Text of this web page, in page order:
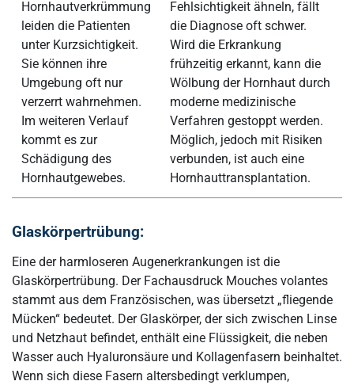
Hornhautverkrümmung
leiden die Patienten
unter Kurzsichtigkeit.
Sie können ihre
Umgebung oft nur
verzerrt wahrnehmen.
Im weiteren Verlauf
kommt es zur
Schädigung des
Hornhautgewebes.
Fehlsichtigkeit ähneln, fällt
die Diagnose oft schwer.
Wird die Erkrankung
frühzeitig erkannt, kann die
Wölbung der Hornhaut durch
moderne medizinische
Verfahren gestoppt werden.
Möglich, jedoch mit Risiken
verbunden, ist auch eine
Hornhauttransplantation.
Glaskörpertrübung:
Eine der harmloseren Augenerkrankungen ist die
Glaskörpertrübung. Der Fachausdruck Mouches volantes
stammt aus dem Französischen, was übersetzt „fliegende
Mücken“ bedeutet. Der Glaskörper, der sich zwischen Linse
und Netzhaut befindet, enthält eine Flüssigkeit, die neben
Wasser auch Hyaluronsäure und Kollagenfasern beinhaltet.
Wenn sich diese Fasern altersbedingt verklumpen,